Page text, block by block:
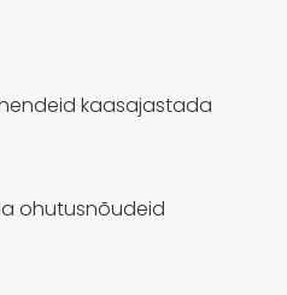
kaasajastada
ohutusnõudeid